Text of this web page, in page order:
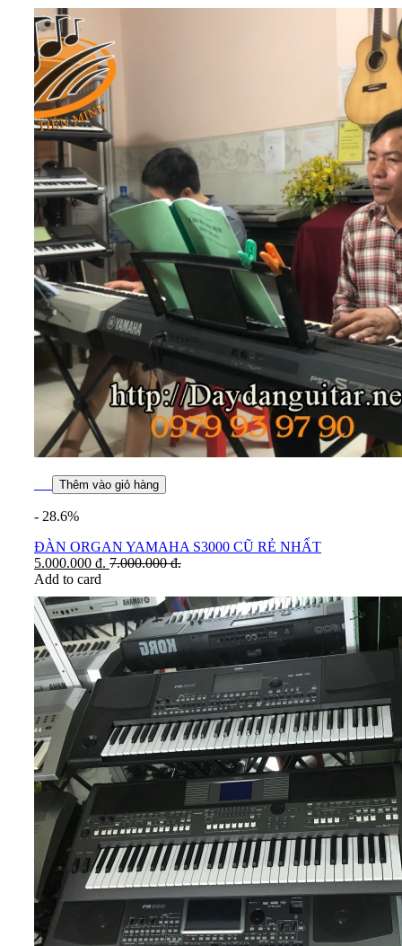
Thêm vào giỏ hàng
- 28.6%
ĐÀN ORGAN YAMAHA S3000 CŨ RẺ NHẤT
5.000.000 đ. 7.000.000đ.
Add to card